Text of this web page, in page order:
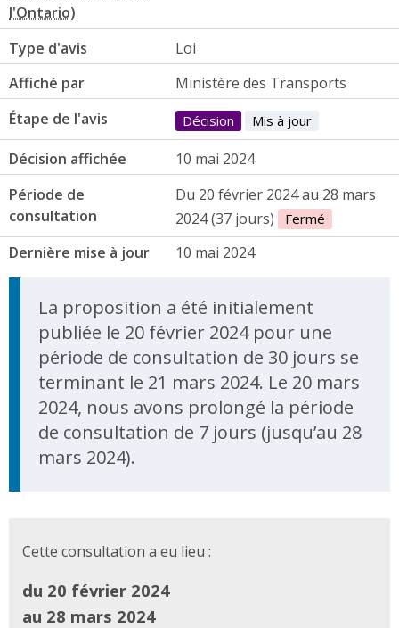
Type d'avis
Loi
Affiché par
Ministère des Transports
Étape de l'avis
Décision Mis à jour
Décision affichée
10 mai 2024
Période de
consultation
Du 20 février 2024 au 28 mars
2024 (37 jours)
Fermé
Dernière mise à jour 10 mai 2024
Update Announcement
La proposition a été initialement
publiée le 20 février 2024 pour une
période de consultation de 30 jours se
terminant le 21 mars 2024. Le 20 mars
2024, nous avons prolongé la période
de consultation de 7 jours (jusqu’au 28
mars 2024).
Cette consultation a eu lieu :
du 20 février 2024
au 28 mars 2024